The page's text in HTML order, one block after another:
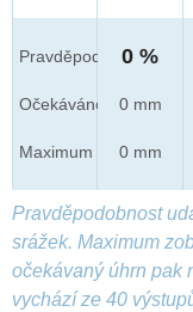
Pravděpod.
Očekáváno
Maximum
0 %
0 mm
0 mm
Pravděpodobnost
srážek. Maximum
očekávaný úhrn pak
vychází ze 40